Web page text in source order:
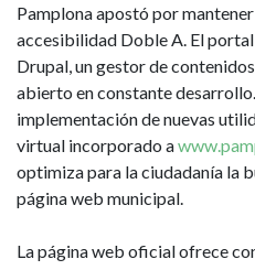
Pamplona apostó por
accesibilidad Doble A. El
Drupal, un gestor de
abierto en constante
implementación de nuevas
virtual incorporado a
optimiza para la ciudadanía la
página web municipal.
La página web oficial ofrece